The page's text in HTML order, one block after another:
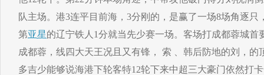
队主场。港3连平目前海，3分刚的，是赢了一场8场角逐只
第亚星的辽宁铁人1分就当先少赛一场。客场打成都蓉城首
成都蓉，线四大天王况且又有锋， 索 、韩后防地的刘，的
多吉少能够说海港下轮客特12轮下来中超三大豪门依然打